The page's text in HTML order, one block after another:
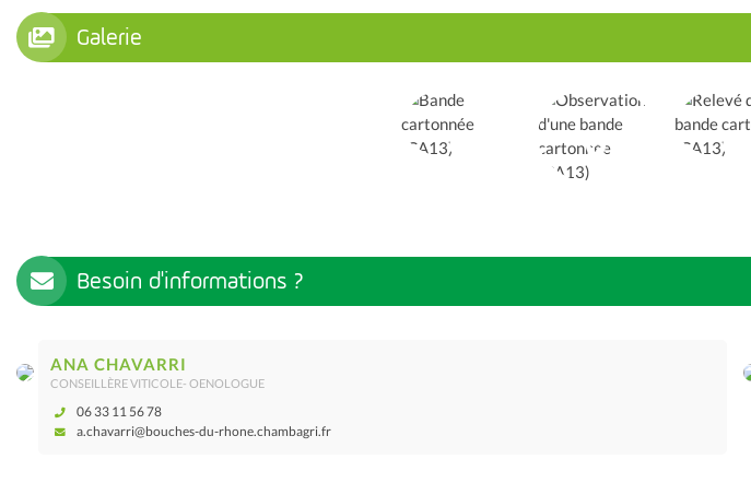
Galerie
Besoin d'informations ?
ANA CHAVARRI
CONSEILLÈRE VITICOLE- OENOLOGUE
06 33 11 56 78
a.chavarri@bouches-du-rhone.chambagri.fr